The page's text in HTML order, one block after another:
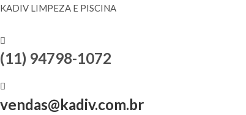
KADIV LIMPEZA E PISCINA
(11) 94798-1072
vendas@kadiv.com.br